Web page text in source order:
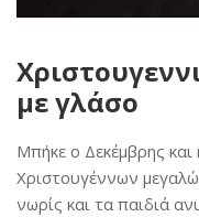
με γλάσο
Μπήκε ο Δεκέμβρης
Χριστουγέννων
νωρίς και τα παιδιά